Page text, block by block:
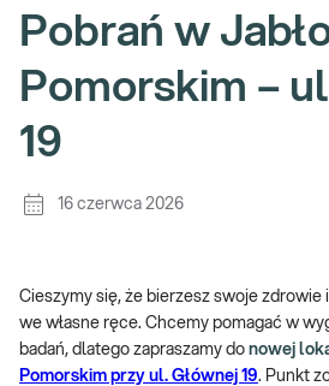
Pobrań w
Pomorskim –
19
16 czerwca 2026
Cieszymy się, że bierzesz swoje
we własne ręce. Chcemy pomagać w
badań, dlatego zapraszamy do nowej
Pomorskim przy ul. Głównej 19. Punkt